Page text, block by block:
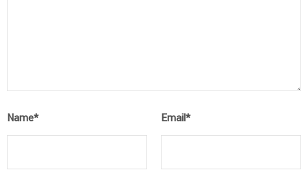
Name* Email*